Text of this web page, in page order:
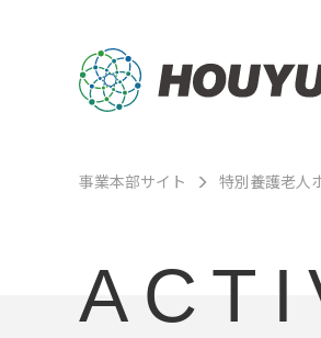
事業本部サイト 特別養護老人